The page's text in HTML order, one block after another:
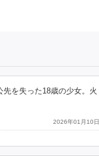
を失った18歳の少女。火
2026年01月10日